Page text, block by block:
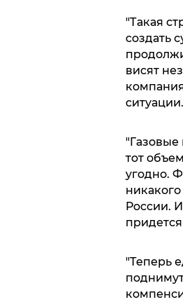
"Такая
создать
висят
ситуации.
тот
угодно.
России.
"Теперь